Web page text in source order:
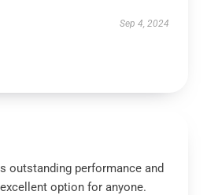
Sep 4, 2024
outstanding performance and
option for anyone.